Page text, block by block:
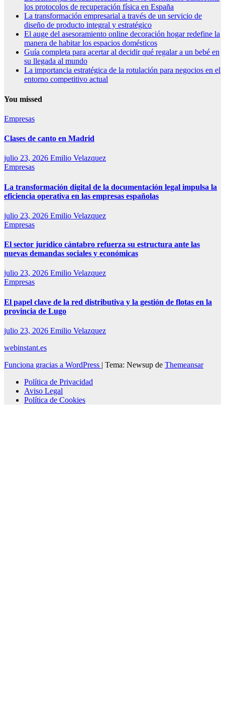
los protocolos de recuperación física en España
La transformación empresarial a través de un servicio de
diseño de producto integral y estratégico
El auge del asesoramiento online decoración hogar redefine la
manera de habitar los espacios domésticos
Guía completa para acertar al decidir qué regalar a un bebé en
su llegada al mundo
La importancia estratégica de la rotulación para negocios en el
entorno competitivo actual
You missed
Empresas
Clases de canto en Madrid
julio 23, 2026 Emilio Velazquez
Empresas
La transformación digital de la documentación legal impulsa la
eficiencia operativa en las empresas españolas
julio 23, 2026 Emilio Velazquez
Empresas
El sector jurídico cántabro refuerza su estructura ante las
nuevas demandas sociales y económicas
julio 23, 2026 Emilio Velazquez
Empresas
El papel clave de la red distributiva y la gestión de flotas en la
provincia de Lugo
julio 23, 2026 Emilio Velazquez
webinstant.es
Funciona gracias a WordPress | Tema: Newsup de Themeansar
Política de Privacidad
Aviso Legal
Política de Cookies